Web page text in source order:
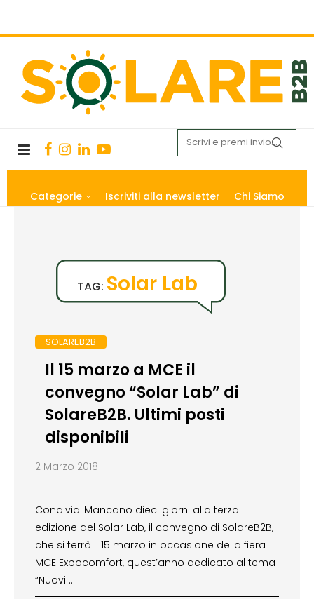
Categorie Iscriviti alla newsletter Chi Siamo
TAG: Solar Lab
SOLAREB2B
Il 15 marzo a MCE il
convegno “Solar Lab” di
SolareB2B. Ultimi posti
disponibili
2 Marzo 2018
Condividi:Mancano dieci giorni alla terza
edizione del Solar Lab, il convegno di SolareB2B,
che si terrà il 15 marzo in occasione della fiera
MCE Expocomfort, quest’anno dedicato al tema
“Nuovi …